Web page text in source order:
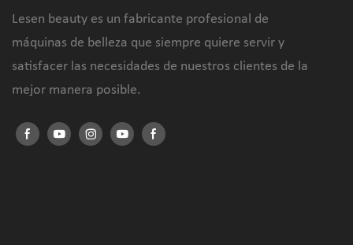
Lesen beauty es un fabricante profesional de
máquinas de belleza que siempre quiere servir y
satisfacer las necesidades de nuestros clientes de la
mejor manera posible.